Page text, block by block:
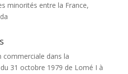
minorités entre la France,
commerciale dans la
du 31 octobre 1979 de Lomé I à